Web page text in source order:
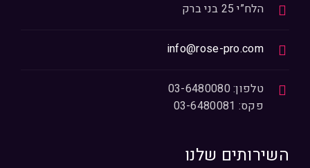
הלח”י 25 בני ברק
info@rose-pro.com
טלפון: 03-6480080
פקס: 03-6480081
השירותים שלנו